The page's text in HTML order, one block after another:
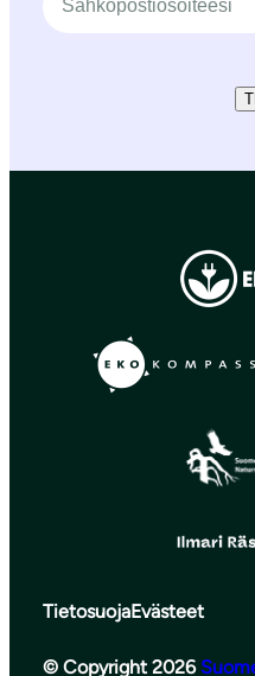
TietosuojaEvästeet
© Copyright 2026